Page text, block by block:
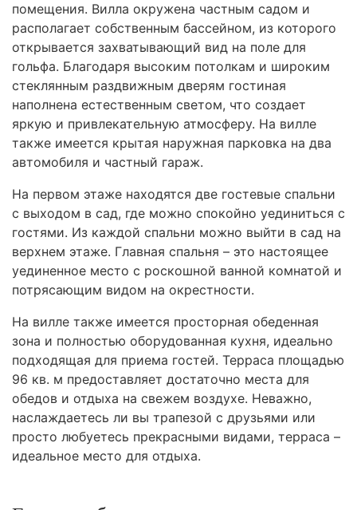
помещения. Вилла окружена частным садом и
располагает собственным бассейном, из которого
открывается захватывающий вид на поле для
гольфа. Благодаря высоким потолкам и широким
стеклянным раздвижным дверям гостиная
наполнена естественным светом, что создает
яркую и привлекательную атмосферу. На вилле
также имеется крытая наружная парковка на два
автомобиля и частный гараж.
На первом этаже находятся две гостевые спальни
с выходом в сад, где можно спокойно уединиться с
гостями. Из каждой спальни можно выйти в сад на
верхнем этаже. Главная спальня – это настоящее
уединенное место с роскошной ванной комнатой и
потрясающим видом на окрестности.
На вилле также имеется просторная обеденная
зона и полностью оборудованная кухня, идеально
подходящая для приема гостей. Терраса площадью
96 кв. м предоставляет достаточно места для
обедов и отдыха на свежем воздухе. Неважно,
наслаждаетесь ли вы трапезой с друзьями или
просто любуетесь прекрасными видами, терраса –
идеальное место для отдыха.